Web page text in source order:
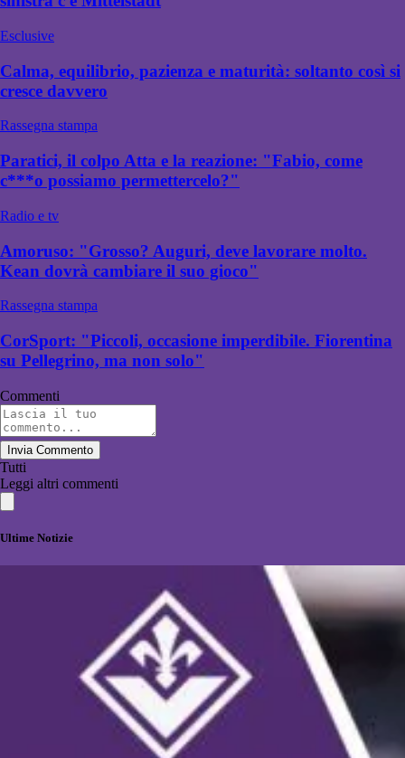
Esclusive
Calma, equilibrio, pazienza e maturità: soltanto così si
cresce davvero
Rassegna stampa
Paratici, il colpo Atta e la reazione: "Fabio, come
c***o possiamo permettercelo?"
Radio e tv
Amoruso: "Grosso? Auguri, deve lavorare molto.
Kean dovrà cambiare il suo gioco"
Rassegna stampa
CorSport: "Piccoli, occasione imperdibile. Fiorentina
su Pellegrino, ma non solo"
Commenti
Invia Commento
Tutti
Leggi altri commenti
Ultime Notizie